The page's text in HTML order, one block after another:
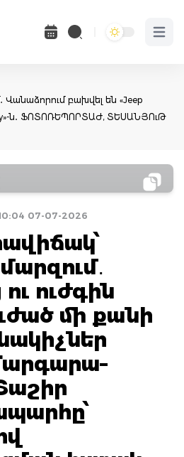
Open
Վանաձորում բախվել են «Jeep
ն․ ՖՈՏՈՌԵՊՈՐՏԱԺ, ՏԵՍԱՆՅՈւԹ
07-07-2026
ուժգին
մի քանի